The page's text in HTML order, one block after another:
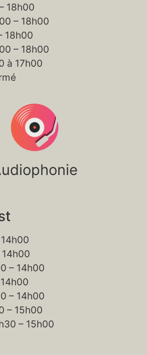
18h00
– 18h00
18h00
– 18h00
à 17h00
– 14h00
– 14h00
– 15h00
– 15h00